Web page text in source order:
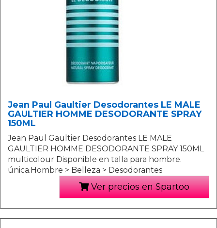
Jean Paul Gaultier Desodorantes LE MALE
GAULTIER HOMME DESODORANTE SPRAY
150ML
Jean Paul Gaultier Desodorantes LE MALE
GAULTIER HOMME DESODORANTE SPRAY 150ML
multicolour Disponible en talla para hombre.
única.Hombre > Belleza > Desodorantes
Ver precios en Spartoo